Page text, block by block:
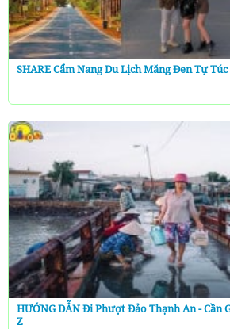
SHARE Cẩm Nang Du Lịch Măng Đen Tự
HƯỚNG DẪN Đi Phượt Đảo Thạnh An - Cần
Z